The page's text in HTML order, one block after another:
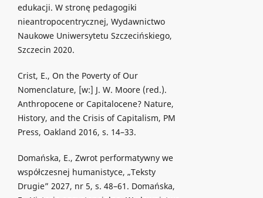
edukacji. W stronę pedagogiki
nieantropocentrycznej, Wydawnictwo
Naukowe Uniwersytetu Szczecińskiego,
Szczecin 2020.
Crist, E., On the Poverty of Our
Nomenclature, [w:] J. W. Moore (red.).
Anthropocene or Capitalocene? Nature,
History, and the Crisis of Capitalism, PM
Press, Oakland 2016, s. 14–33.
Domańska, E., Zwrot performatywny we
współczesnej humanistyce, „Teksty
Drugie” 2027, nr 5, s. 48–61. Domańska,